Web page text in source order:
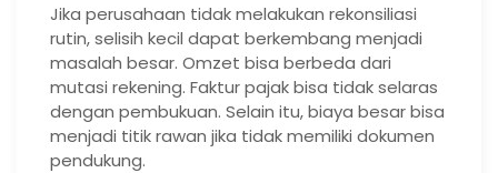
Jika perusahaan tidak melakukan rekonsiliasi
rutin, selisih kecil dapat berkembang menjadi
masalah besar. Omzet bisa berbeda dari
mutasi rekening. Faktur pajak bisa tidak selaras
dengan pembukuan. Selain itu, biaya besar bisa
menjadi titik rawan jika tidak memiliki dokumen
pendukung.